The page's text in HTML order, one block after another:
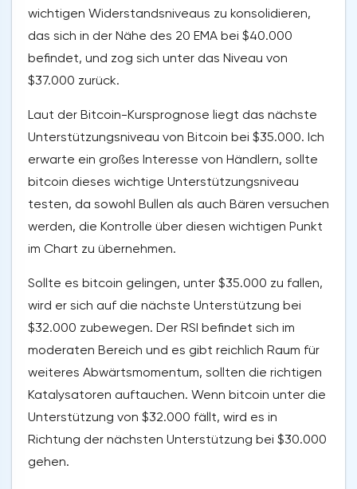
wichtigen Widerstandsniveaus zu konsolidieren,
das sich in der Nähe des 20 EMA bei $40.000
befindet, und zog sich unter das Niveau von
$37.000 zurück.
Laut der Bitcoin-Kursprognose liegt das nächste
Unterstützungsniveau von Bitcoin bei $35.000. Ich
erwarte ein großes Interesse von Händlern, sollte
bitcoin dieses wichtige Unterstützungsniveau
testen, da sowohl Bullen als auch Bären versuchen
werden, die Kontrolle über diesen wichtigen Punkt
im Chart zu übernehmen.
Sollte es bitcoin gelingen, unter $35.000 zu fallen,
wird er sich auf die nächste Unterstützung bei
$32.000 zubewegen. Der RSI befindet sich im
moderaten Bereich und es gibt reichlich Raum für
weiteres Abwärtsmomentum, sollten die richtigen
Katalysatoren auftauchen. Wenn bitcoin unter die
Unterstützung von $32.000 fällt, wird es in
Richtung der nächsten Unterstützung bei $30.000
gehen.